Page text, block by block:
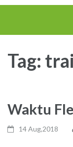
Tag:
Waktu
14 Aug,2018